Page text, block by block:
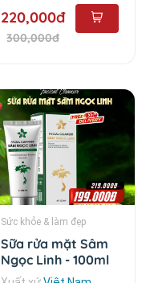
220,000đ
300,000đ
Sức khỏe & làm đẹp
Sữa rửa mặt Sâm
Ngọc Linh - 100ml